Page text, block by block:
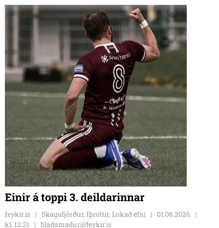
Einir á toppi 3. deildarinnar
feykir.is Skagafjörður, Íþróttir, Lokað efni
01.06.2026
kl. 12.21
bladamadur@feykir.is